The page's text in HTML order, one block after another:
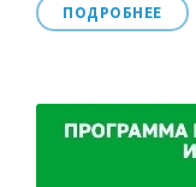
ПОДРОБНЕЕ